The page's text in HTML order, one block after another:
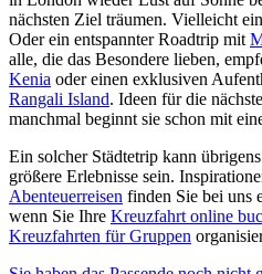
nächsten Ziel träumen. Vielleicht
Oder ein entspannter Roadtrip mit
alle, die das Besondere lieben,
Kenia oder einen exklusiven
Rangali Island. Ideen für die
manchmal beginnt sie schon mit
Ein solcher Städtetrip kann
größere Erlebnisse sein.
Abenteuerreisen finden Sie bei uns
wenn Sie Ihre Kreuzfahrt online
Kreuzfahrten für Gruppen